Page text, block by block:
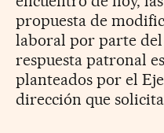
propuesta de
laboral por parte
respuesta patronal
planteados por el
dirección que